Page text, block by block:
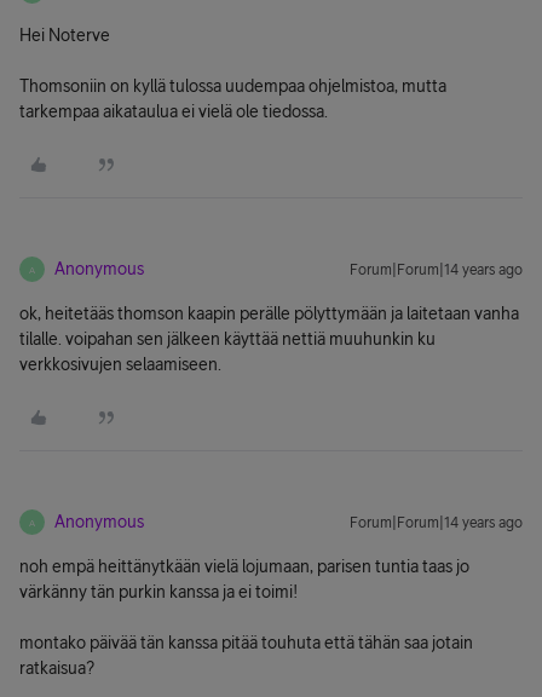
Hei Noterve
Thomsoniin on kyllä tulossa uudempaa ohjelmistoa, mutta
tarkempaa aikataulua ei vielä ole tiedossa.
A Anonymous Forum|Forum|14 years ago
ok, heitetääs thomson kaapin perälle pölyttymään ja laitetaan vanha
tilalle. voipahan sen jälkeen käyttää nettiä muuhunkin ku
verkkosivujen selaamiseen.
A Anonymous Forum|Forum|14 years ago
noh empä heittänytkään vielä lojumaan, parisen tuntia taas jo
värkänny tän purkin kanssa ja ei toimi!
montako päivää tän kanssa pitää touhuta että tähän saa jotain
ratkaisua?